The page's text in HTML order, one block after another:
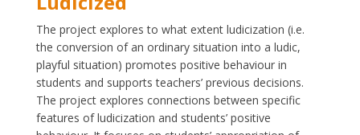
The project explores to what extent ludicization (i.e.
the conversion of an ordinary situation into a ludic,
playful situation) promotes positive behaviour in
students and supports teachers’ previous decisions.
The project explores connections between specific
features of ludicization and students’ positive